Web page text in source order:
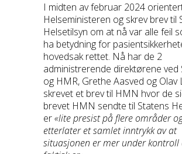
I midten av februar 2024
Helseministeren og skrev brev til
Helsetilsyn om at nå var alle feil
ha betydning for
hovedsak rettet. Nå har de 2
administrerende direktørene ved
og HMR, Grethe Aasved og Olav
skrevet et brev til HMN hvor de
brevet HMN sendte til Statens
er«lite presist på flere områder
etterlater et samlet inntrykk av at
situasjonen er mer under kontroll